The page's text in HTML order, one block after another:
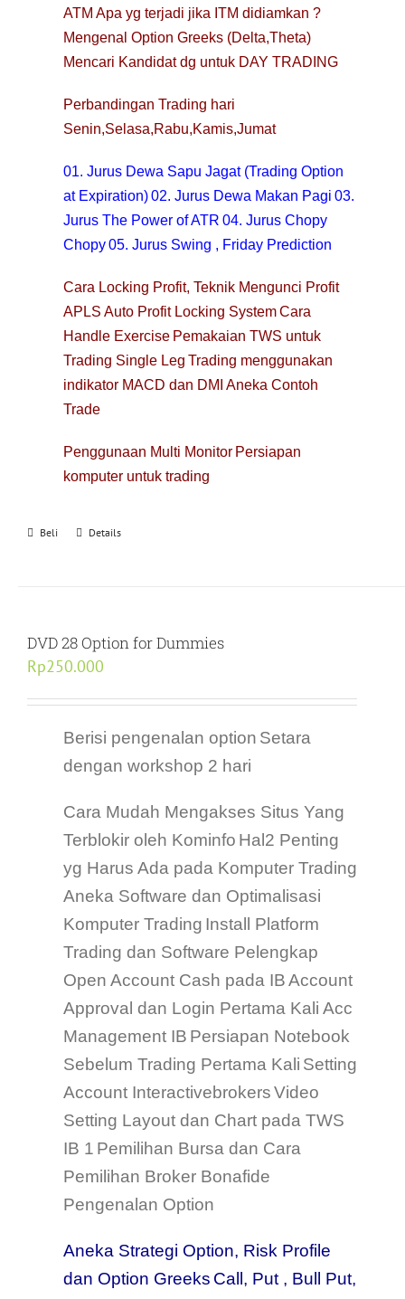
ATM Apa yg terjadi jika ITM didiamkan ?
Mengenal Option Greeks (Delta,Theta)
Mencari Kandidat dg untuk DAY TRADING
Perbandingan Trading hari
Senin,Selasa,Rabu,Kamis,Jumat
01. Jurus Dewa Sapu Jagat (Trading Option
at Expiration)02. Jurus Dewa Makan Pagi 03.
Jurus The Power of ATR 04. Jurus Chopy
Chopy05. Jurus Swing , Friday Prediction
Cara Locking Profit, Teknik Mengunci Profit
APLS Auto Profit Locking SystemCara
Handle Exercise Pemakaian TWS untuk
Trading Single Leg Trading menggunakan
indikator MACD dan DMI Aneka Contoh
Trade
Penggunaan Multi Monitor Persiapan
komputer untuk trading
Beli Details
DVD 28 Option for Dummies
Rp250.000
Berisi pengenalan option Setara
dengan workshop 2 hari
Cara Mudah Mengakses Situs Yang
Terblokir oleh Kominfo Hal2 Penting
yg Harus Ada pada Komputer Trading
Aneka Software dan Optimalisasi
Komputer Trading Install Platform
Trading dan Software Pelengkap
Open Account Cash pada IBAccount
Approval dan Login Pertama Kali Acc
Management IB Persiapan Notebook
Sebelum Trading Pertama Kali Setting
Account InteractivebrokersVideo
Setting Layout dan Chart pada TWS
IB 1 Pemilihan Bursa dan Cara
Pemilihan Broker Bonafide
Pengenalan Option
Aneka Strategi Option, Risk Profile
dan Option Greeks Call, Put , Bull Put,